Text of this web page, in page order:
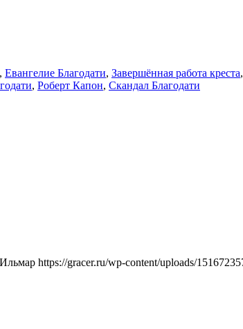
, Евангелие Благодати, Завершённая работа креста,
, Роберт Капон, Скандал Благодати
Ильмар https://gracer.ru/wp-content/uploads/